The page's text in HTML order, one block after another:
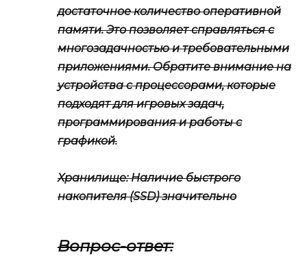
достаточное количество оперативной
памяти. Это позволяет справляться с
многозадачностью и требовательными
приложениями. Обратите внимание на
устройства с процессорами, которые
подходят для игровых задач,
программирования и работы с
графикой.
Хранилище: Наличие быстрого
накопителя (SSD) значительно
Вопрос-ответ: